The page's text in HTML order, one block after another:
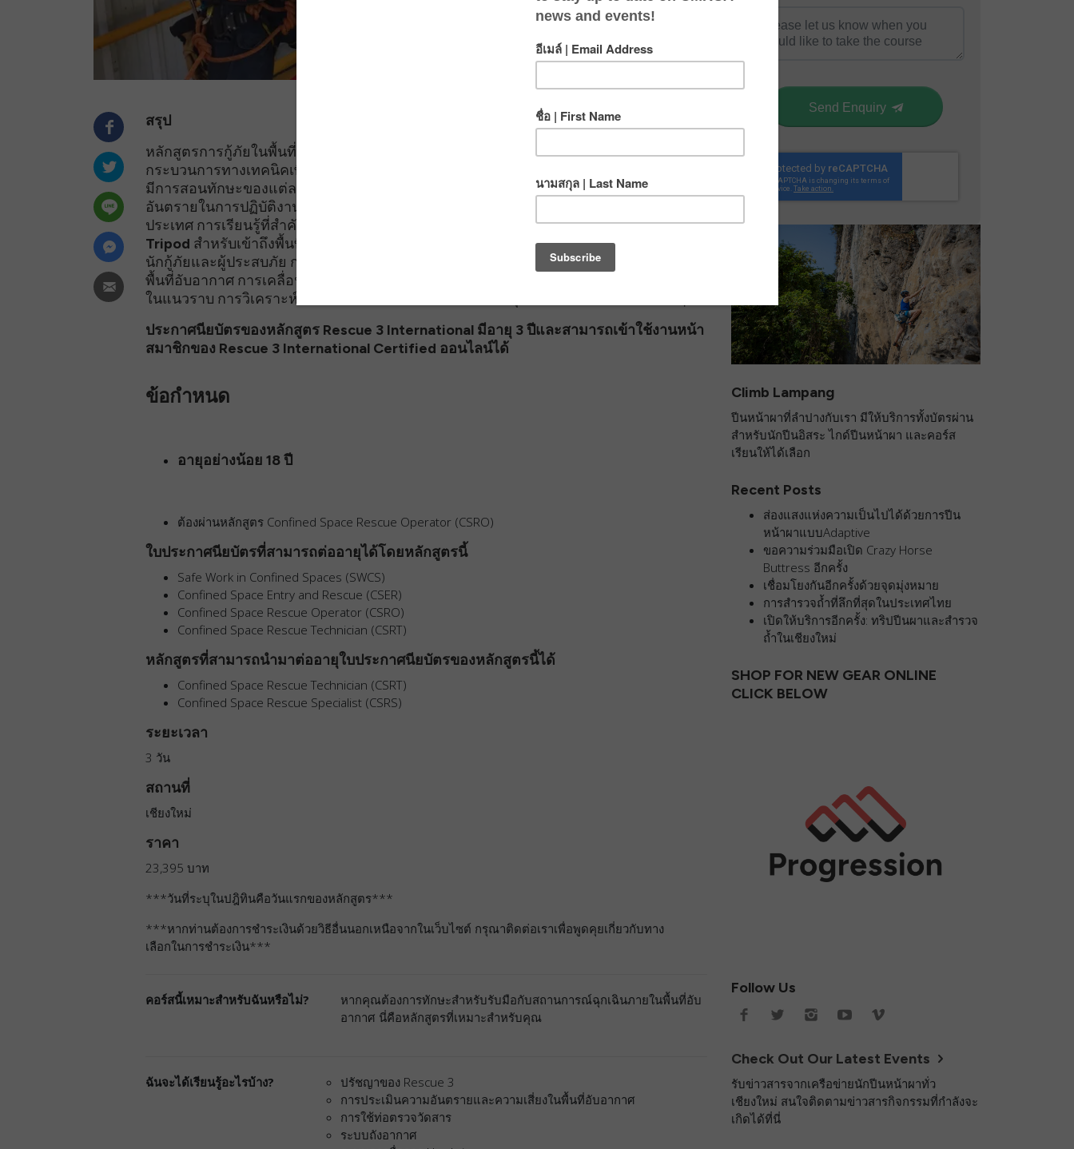
สรุป
หลักสูตรการกู้ภัยในพื้นที่อับอากาศ- ระดับเชี่ยวชาญเป็นหลักสูตรผู้ครอบคลุมแนวคิด และ
กระบวนการทางเทคนิคเพื่อให้ทีมงานขนาดเล็กสามารถปฏิบัติการกู้ภัยในพื้นที่อับอากาศ โดย
มีการสอนทักษะของแต่ละบุคคลและทีมงานอย่างทั่วถึง หัวข้อในการสอนนั้นครอบคลุมถึง
อันตรายในการปฏิบัติงาน การตรวจหาแก๊ส ข้อกฎหมาย แนวทางการปฏิบัติงานระหว่าง
ประเทศ การเรียนรู้ที่สำคัญ น้ำหนักและแรงดึง การสร้างจุดยึดโยง การใช้ระบบรอก การใช้
Tripod สำหรับเข้าถึงพื้นที่และอพยพ การปีนและโรยตัวด้วยตนเองการยกและปล่อยตัวของ
นักกู้ภัยและผู้ประสบภัย การใช้
Stretchers และโครงสร้างต่างๆ ของ Stretchers ที่ใช้ใน
พื้นที่อับอากาศ การเคลื่อนย้ายและอพยพจากบ่อ การดูแลผู้ประสบภัย การประเมินอาการถล่ม
ในแนวราบ การวิเคราะห์สถานการณ์ การจัดการพื้นที่เกิดเหตุและสถานการณ์จำลองอื่นๆ
ประกาศนียบัตรของหลักสูตร Rescue 3 International มีอายุ 3 ปีและสามารถเข้าใช้งานหน้า
สมาชิกของ Rescue 3 International Certified ออนไลน์ได้
ข้อกำหนด
อายุอย่างน้อย 18 ปี
ต้องผ่านหลักสูตร Confined Space Rescue Operator (CSRO)
ใบประกาศนียบัตรที่สามารถต่ออายุได้โดยหลักสูตรนี้
Safe Work in Confined Spaces (SWCS)
Confined Space Entry and Rescue (CSER)
Confined Space Rescue Operator (CSRO)
Confined Space Rescue Technician (CSRT)
หลักสูตรที่สามารถนำมาต่ออายุใบประกาศนียบัตรของหลักสูตรนี้ได้
Confined Space Rescue Technician (CSRT)
Confined Space Rescue Specialist (CSRS)
ระยะเวลา
3 วัน
สถานที่
เชียงใหม่
ราคา
23,395 บาท
***วันที่ระบุในปฎิทินคือวันแรกของหลักสูตร***
***หากท่านต้องการชำระเงินด้วยวิธีอื่นนอกเหนือจากในเว็บไซต์ กรุณาติดต่อเราเพื่อพูดคุยเกี่ยวกับทาง
เลือกในการชำระเงิน***
คอร์สนี้เหมาะสำหรับฉันหรือไม่?
หากคุณต้องการทักษะสำหรับรับมือกับสถานการณ์ฉุกเฉินภายในพื้นที่อับ
อากาศ นี่คือหลักสูตรที่เหมาะสำหรับคุณ
ฉันจะได้เรียนรู้อะไรบ้าง?
ปรัชญาของ Rescue 3
การประเมินความอันตรายและความเสี่ยงในพื้นที่อับอากาศ
การใช้ท่อตรวจวัดสาร
ระบบถังอากาศ
Send Enquiry
Climb Lampang
ปีนหน้าผาที่ลำปางกับเรา มีให้บริการทั้งบัตรผ่าน
สำหรับนักปีนอิสระ ไกด์ปีนหน้าผา และคอร์ส
เรียนให้ได้เลือก
Recent Posts
ส่องแสงแห่งความเป็นไปได้ด้วยการปีน
หน้าผาแบบAdaptive
ขอความร่วมมือเปิด Crazy Horse
Buttress อีกครั้ง
เชื่อมโยงกันอีกครั้งด้วยจุดมุ่งหมาย
การสำรวจถ้ำที่ลึกที่สุดในประเทศไทย
เปิดให้บริการอีกครั้ง: ทริปปีนผาและสำรวจ
ถ้ำในเชียงใหม่
SHOP FOR NEW GEAR ONLINE
CLICK BELOW
Follow Us
Check Out Our Latest Events
รับข่าวสารจากเครือข่ายนักปีนหน้าผาทั่ว
เชียงใหม่ สนใจติดตามข่าวสารกิจกรรมที่กำลังจะ
เกิดได้ที่นี่